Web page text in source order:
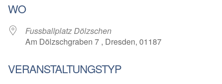
WO
Fussballplatz Dölzschen
Am Dölzschgraben 7 , Dresden, 01187
VERANSTALTUNGSTYP